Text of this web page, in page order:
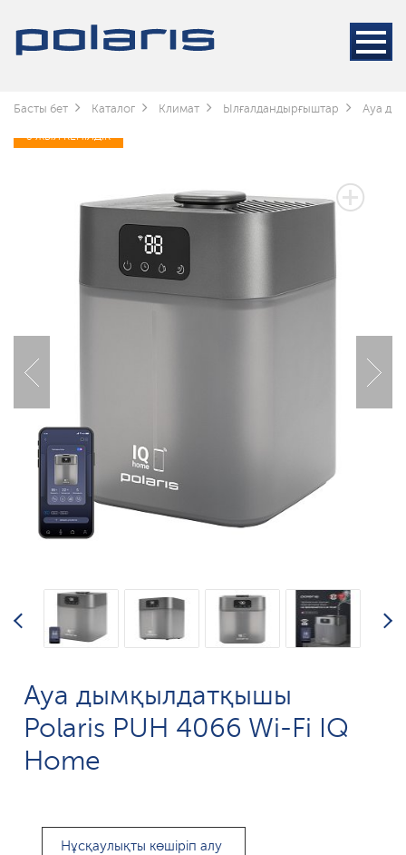
Басты бет Каталог Климат Ылғалдандырғыштар Ауа
3 ЖЫЛ КЕПІЛДІК
Ауа дымқылдатқышы
Polaris PUH 4066 Wi-Fi IQ
Home
Нұсқаулықты көшіріп алу